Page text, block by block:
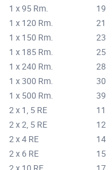
1 x 95 Rm.
19
1 x 120 Rm.
21
1 x 150 Rm.
23
1 x 185 Rm.
25
1 x 240 Rm.
28
1 x 300 Rm.
30
1 x 500 Rm.
39
2 x 1, 5 RE
11
2 x 2, 5 RE
12
2 x 4 RE
14
2 x 6 RE
15